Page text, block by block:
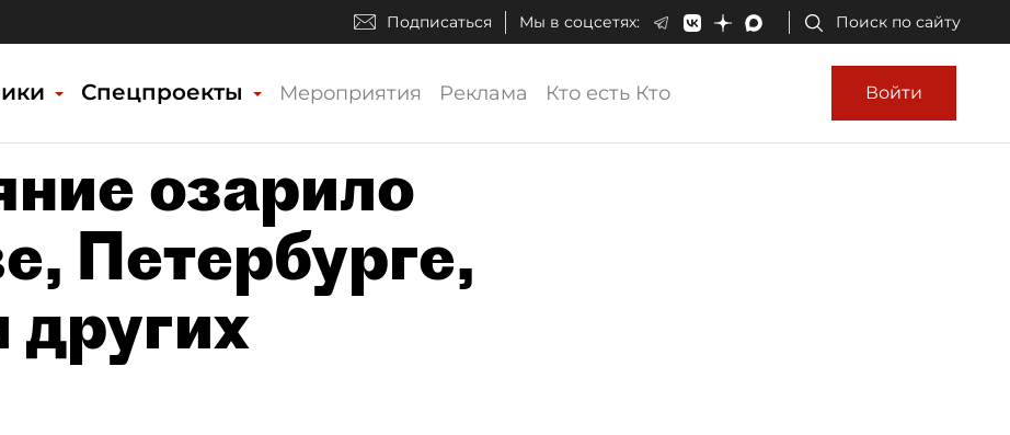
Подписаться Мы в соцсетях: Поиск по сайту
Спецпроекты Мероприятия Реклама Кто есть Кто Войти
озарило
Петербурге,
других